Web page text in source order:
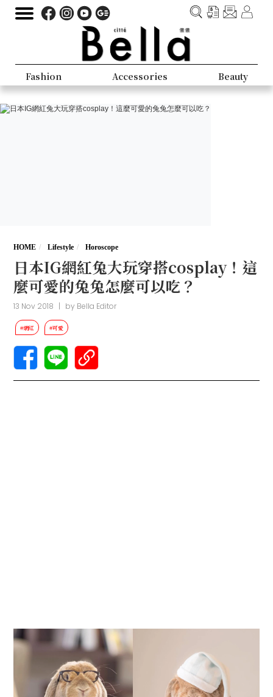
Fashion Accessories Beauty
HOME Lifestyle Horoscope
日本IG網紅兔大玩穿搭cosplay！這
麼可愛的兔兔怎麼可以吃？
13 Nov 2018 | by Bella Editor
#網紅 #可愛